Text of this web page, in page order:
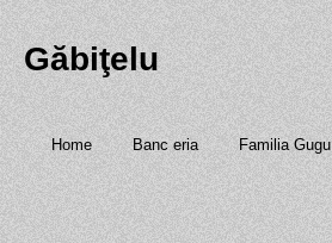
Găbiţelu
Home Banc eria Familia Gugu